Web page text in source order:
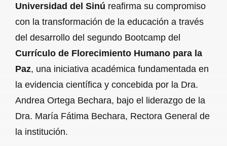
Universidad del Sinú reafirma su compromiso
con la transformación de la educación a través
del desarrollo del segundo Bootcamp del
Currículo de Florecimiento Humano para la
Paz, una iniciativa académica fundamentada en
la evidencia científica y concebida por la Dra.
Andrea Ortega Bechara, bajo el liderazgo de la
Dra. María Fátima Bechara, Rectora General de
la institución.